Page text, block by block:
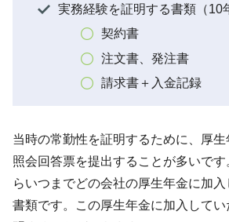
実務経験を証明する書類（10
契約書
注文書、発注書
請求書＋入金記録
当時の常勤性を証明するために、厚
照会回答票を提出することが多いで
らいつまでどの会社の厚生年金に加
書類です。この厚生年金に加入して